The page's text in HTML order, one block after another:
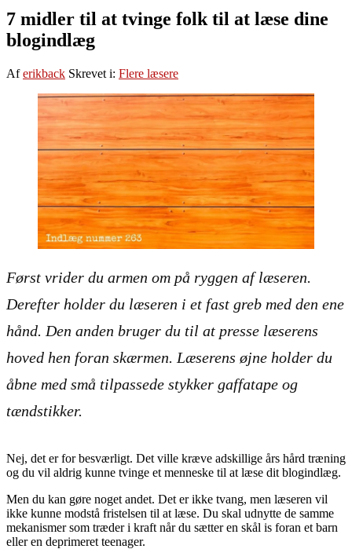
7 midler til at tvinge folk til at læse dine
blogindlæg
Aferikback Skrevet i: Flere læsere
Først vrider du armen om på ryggen af læseren.
Derefter holder du læseren i et fast greb med den ene
hånd. Den anden bruger du til at presse læserens
hoved hen foran skærmen. Læserens øjne holder du
åbne med små tilpassede stykker gaffatape og
tændstikker.
Nej, det er for besværligt. Det ville kræve adskillige års hård træning
og du vil aldrig kunne tvinge et menneske til at læse dit blogindlæg.
Men du kan gøre noget andet. Det er ikke tvang, men læseren vil
ikke kunne modstå fristelsen til at læse. Du skal udnytte de samme
mekanismer som træder i kraft når du sætter en skål is foran et barn
eller en deprimeret teenager.